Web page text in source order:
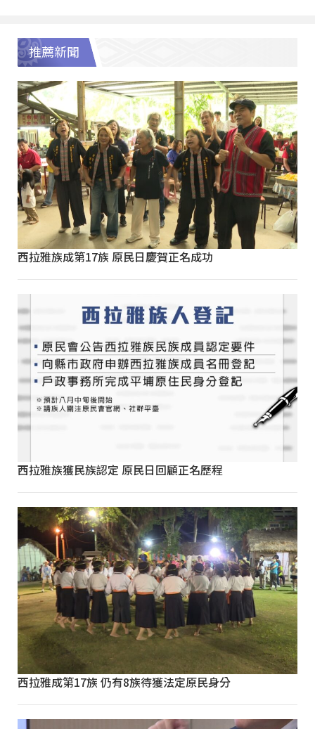
推薦新聞
西拉雅族成第17族 原民日慶賀正名成功
西拉雅族獲民族認定 原民日回顧正名歷程
西拉雅成第17族 仍有8族待獲法定原民身分